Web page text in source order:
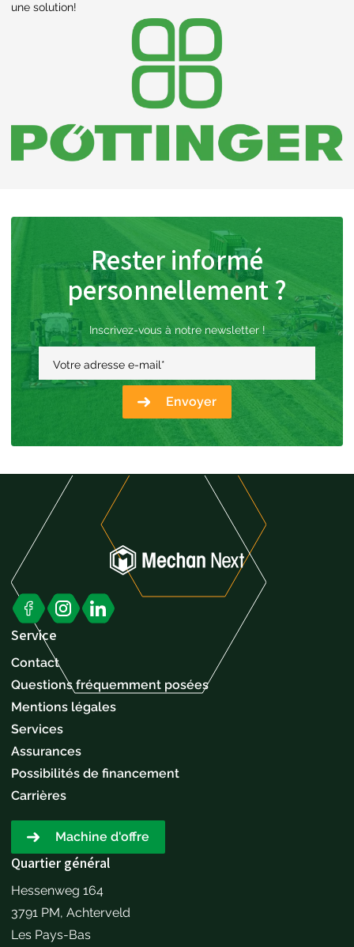
une solution!
Rester informé
personnellement ?
Inscrivez-vous à notre newsletter !
Votre adresse e-mail*
Envoyer
Service
Contact
Questions fréquemment posées
Mentions légales
Services
Assurances
Possibilités de financement
Carrières
Machine d'offre
Quartier général
Hessenweg 164
3791 PM, Achterveld
Les Pays-Bas